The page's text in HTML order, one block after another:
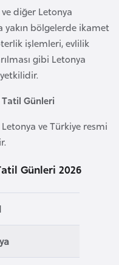
diğer Letonya
yakın bölgelerde ikamet
işlemleri, evlilik
gibi Letonya
Günleri
ve Türkiye resmi
Günleri 2026